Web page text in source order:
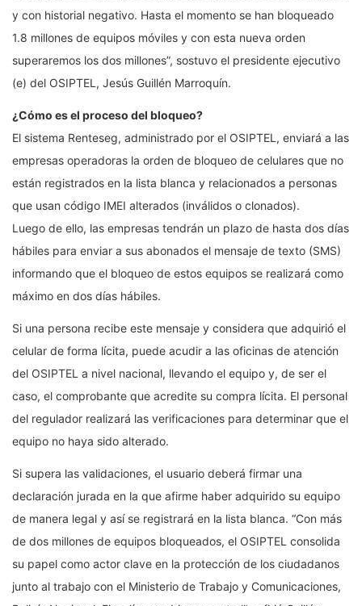
y con historial negativo. Hasta el momento se han bloqueado
1.8 millones de equipos móviles y con esta nueva orden
superaremos los dos millones”, sostuvo el presidente ejecutivo
(e) del OSIPTEL, Jesús Guillén Marroquín.
¿Cómo es el proceso del bloqueo?
El sistema Renteseg, administrado por el OSIPTEL, enviará a las
empresas operadoras la orden de bloqueo de celulares que no
están registrados en la lista blanca y relacionados a personas
que usan código IMEI alterados (inválidos o clonados).
Luego de ello, las empresas tendrán un plazo de hasta dos días
hábiles para enviar a sus abonados el mensaje de texto (SMS)
informando que el bloqueo de estos equipos se realizará como
máximo en dos días hábiles.
Si una persona recibe este mensaje y considera que adquirió el
celular de forma lícita, puede acudir a las oficinas de atención
del OSIPTEL a nivel nacional, llevando el equipo y, de ser el
caso, el comprobante que acredite su compra lícita. El personal
del regulador realizará las verificaciones para determinar que el
equipo no haya sido alterado.
Si supera las validaciones, el usuario deberá firmar una
declaración jurada en la que afirme haber adquirido su equipo
de manera legal y así se registrará en la lista blanca. “Con más
de dos millones de equipos bloqueados, el OSIPTEL consolida
su papel como actor clave en la protección de los ciudadanos
junto al trabajo con el Ministerio de Trabajo y Comunicaciones,